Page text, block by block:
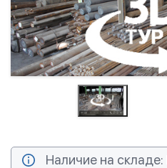
Наличие на складе: